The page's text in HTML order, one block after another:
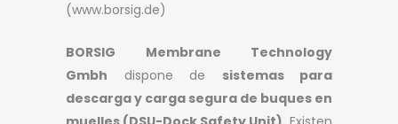
(www.borsig.de)
BORSIG Membrane Technology
Gmbh dispone de sistemas para
descarga y carga segura de buques en